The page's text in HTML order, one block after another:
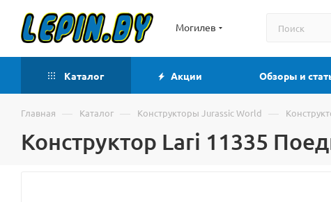
Могилев
Каталог Акции Обзоры и
Главная — Каталог — Конструкторы Jurassic World —
Конструктор Lari 11335